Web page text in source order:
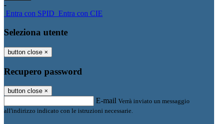
-
Entra con SPID Entra con CIE
Seleziona utente
button close ×
Recupero password
button close ×
E-mail Verrà inviato un messaggio
all'indirizzo indicato con le istruzioni necessarie.